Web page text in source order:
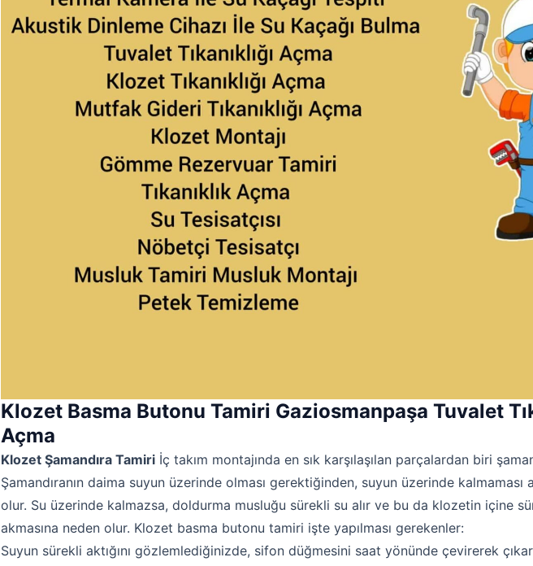
Klozet Basma Butonu Tamiri Gaziosmanpaşa Tuvalet
Açma
Klozet Şamandıra Tamiri İç takım montajında en sık karşılaşılan parçalardan biri
Şamandıranın daima suyun üzerinde olması gerektiğinden, suyun üzerinde kalmaması
olur. Su üzerinde kalmazsa, doldurma musluğu sürekli su alır ve bu da klozetin içine
akmasına neden olur. Klozet basma butonu tamiri işte yapılması gerekenler:
Suyun sürekli aktığını gözlemlediğinizde, sifon düğmesini saat yönünde çevirerek